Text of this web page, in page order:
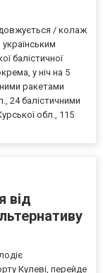
/ колаж
балістичної
у ніч на 5
ракетами
24 балістичними
обл., 115
від
Кулеві, перейде